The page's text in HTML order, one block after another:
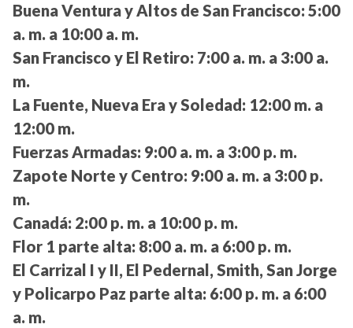
Buena Ventura y Altos de San Francisco: 5:00
a. m. a 10:00 a. m.
San Francisco y El Retiro: 7:00 a. m. a 3:00 a.
m.
La Fuente, Nueva Era y Soledad: 12:00 m. a
12:00 m.
Fuerzas Armadas: 9:00 a. m. a 3:00 p. m.
Zapote Norte y Centro: 9:00 a. m. a 3:00 p.
m.
Canadá: 2:00 p. m. a 10:00 p. m.
Flor 1 parte alta: 8:00 a. m. a 6:00 p. m.
El Carrizal I y II, El Pedernal, Smith, San Jorge
y Policarpo Paz parte alta: 6:00 p. m. a 6:00
a. m.